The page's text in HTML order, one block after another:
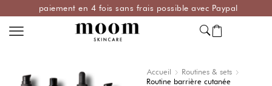
paiement en 4 fois sans frais possible avec Paypal
Accueil
Routines & sets
Routine barrière cutanée